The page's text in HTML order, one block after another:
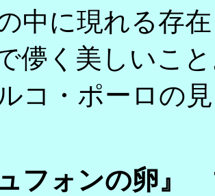
中に現れる存
儚く美しいこ
コ・ポーロの
ュフォンの卵